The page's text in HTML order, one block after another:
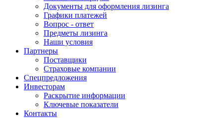
Документы для оформления лизинга
Графики платежей
Вопрос - ответ
Предметы лизинга
Наши условия
Партнеры
Поставщики
Страховые компании
Спецпредложения
Инвесторам
Раскрытие информации
Ключевые показатели
Контакты